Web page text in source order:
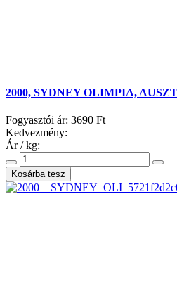
2000, SYDNEY OLIMPIA,
Fogyasztói ár: 3690 Ft
Kedvezmény:
Ár / kg: